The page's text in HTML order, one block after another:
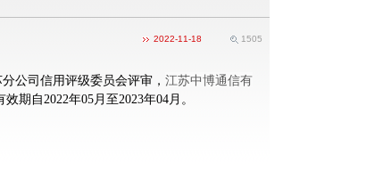
2022-11-18 1505
信用评级委员会评审， 江苏中博通信有
期自2022年05月至2023年04月。